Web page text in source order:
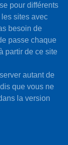
pour différents
sites avec
besoin de
passe chaque
partir de ce site
autant de
que vous ne
la version